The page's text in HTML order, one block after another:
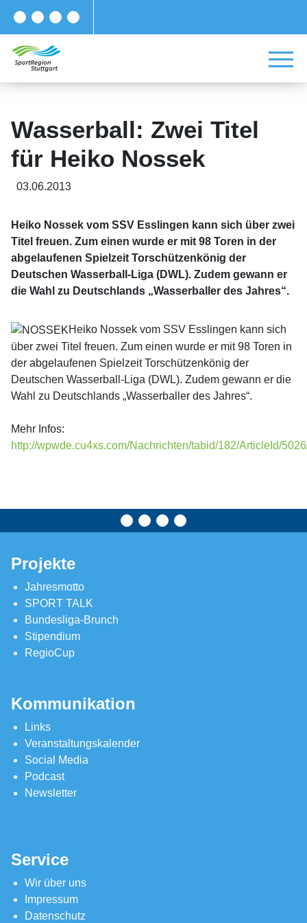
Wasserball: Zwei Titel
für Heiko Nossek
03.06.2013
Heiko Nossek vom SSV Esslingen kann sich über zwei
Titel freuen. Zum einen wurde er mit 98 Toren in der
abgelaufenen Spielzeit Torschützenkönig der
Deutschen Wasserball-Liga (DWL). Zudem gewann er
die Wahl zu Deutschlands „Wasserballer des Jahres“.
Heiko Nossek vom SSV Esslingen kann sich
über zwei Titel freuen. Zum einen wurde er mit 98 Toren in
der abgelaufenen Spielzeit Torschützenkönig der
Deutschen Wasserball-Liga (DWL). Zudem gewann er die
Wahl zu Deutschlands „Wasserballer des Jahres“.
Mehr Infos:
http://wpwde.cu4xs.com/Nachrichten/tabid/182/ArticleId/
Projekte
Jahresmotto
SPORT TALK
Bundesliga-Brunch
Stipendium
RegioCup
Kommunikation
Links
Veranstaltungskalender
Social Media
Podcast
Newsletter
Service
Wir über uns
Impressum
Datenschutz